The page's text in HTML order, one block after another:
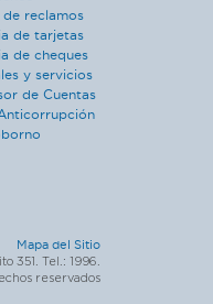
de reclamos
de tarjetas
de cheques
y servicios
de Cuentas
Mapa del Sitio
351. Tel.: 1996.
reservados